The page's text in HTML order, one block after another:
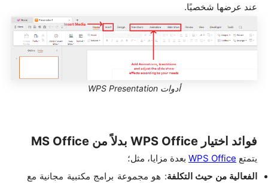
عند عرضها شخصيًا.
أدوات WPS Presentation
فوائد اختيار WPS Office بدلاً من MS Office
يتمتع WPS Office بعدة مزايا، مثل؛
الفعالية من حيث التكلفة: هو مجموعة برامج مكتبية مجانية مع